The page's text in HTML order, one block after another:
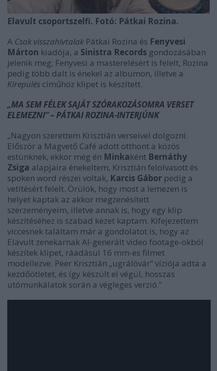
Elavult csoportszelfi. Fotó: Pátkai Rozina.
A Csak visszahívtalak Pátkai Rozina és Fenyvesi
Márton kiadója, a Sinistra Records gondozásában
jelenik meg; Fenyvesi a masterelésért is felelt, Rozina
pedig több dalt is énekel az albumon, illetve a
Kirepülés címűhöz klipet is készített.
„MA SEM FÉLEK SAJÁT SZÓRAKOZÁSOMRA VERSET
ELEMEZNI” – PÁTKAI ROZINA-INTERJÚNK
„Nagyon szerettem Krisztián verseivel dolgozni.
Először a Magvető Café adott otthont a közös
estünknek, ekkor még én Minkaként Bernáthy
Zsiga alapjaira énekeltem, Krisztián felolvasott és
spoken word részei voltak, Karcis Gábor pedig a
vetítésért felelt. Örülök, hogy most a lemezen is
helyet kaptak az akkor megzenésített
szerzeményeim, illetve annak is, hogy egy klip
készítéséhez is szabad kezet kaptam. Kifejezettem
viccesnek találtam már a gondolatot is, hogy az
Elavult zenekarnak AI-generált video footage-okból
készítek klipet, ráadásul 16 mm-es filmet
modellezve. Peer Krisztián „ugrálóvár” víziója adta a
kezdőötletet, és így készült el végül, hosszas
utómunkálatok során a végleges verzió.”